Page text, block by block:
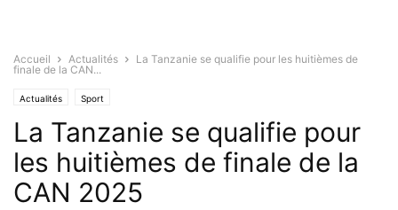
Accueil Actualités
La Tanzanie se qualifie pour les huitièmes de
finale de la CAN...
Actualités Sport
La Tanzanie se qualifie pour
les huitièmes de finale de la
CAN 2025